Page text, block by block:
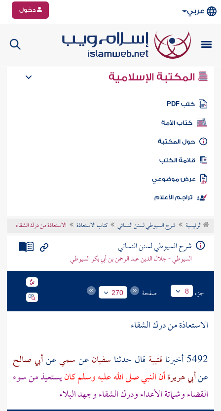
عربي دخول
المكتبة الإسلامية
كتب PDF
كتاب الأمة
المكتبة
الكتب
موضوعي
تراجم الأعلام
الرئيسية شرح السيوطي لسنن النسائي كتاب الاستعاذة الاستعاذة من درك الشقاء
شرح السيوطي لسنن النسائي
السيوطي - جلال الدين عبد الرحمن بن أبي بكر السيوطي
جزء 8 صفحة 270
الاستعاذة من درك الشقاء
5492 أخبرنا
قتيبة قال حدثنا سفيانعنسميعنأبي صالح
عنأبي هريرةأن النبي صلى الله عليه وسلم كانيستعيذ من سوء
القضاء وشماتة الأعداء ودرك الشقاء وجهد البلاء